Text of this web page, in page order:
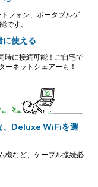
フォン、ポータブルゲ
です。
に使える
時に接続可能！ご自宅で
ーネットシェアーも！
、Deluxe WiFiを選
機など、ケーブル接続必